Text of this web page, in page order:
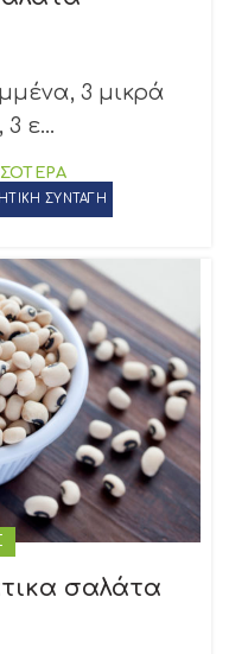
3 μικρά
ε...
ΣΥΝΤΑΓΗ
σαλάτα